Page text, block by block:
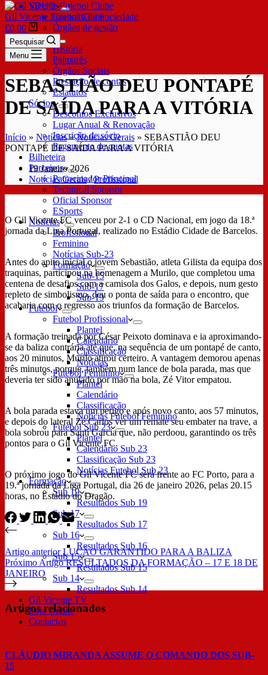
SDUQ
Contrato de Sociedade
Órgãos de gestão
Clube
História
Palmarés
Órgãos Sociais
Prestação de contas
Estatutos
Sócios
Descontos Exclusivos
Lugar Anual & Renovação
Inscrição de sócio
Pagamento de quotas
Bilheteira
Parceiros
Patrocinador Principal
Technical Sponsor
Oficial Sponsor
ESports
Notícias
Profissional
Feminino
Notícias Sub-23
Formação
Sub-15
Sub-17
Sub-19
Futebol
Futebol Profissional
Plantel
Calendário
Classificação
Notícias
Futebol Feminino
Plantel
Calendário
Classificação
Notícias Futebol Feminino
Futebol Sub 23
Plantel
Calendário Sub 23
Classificação Sub 23
Notícias Futebol Sub 23
Formação
Sub 19
Resultados Sub 19
Sub 17
Resultados Sub 17
Sub 16
Resultados Sub 16
Sub 15
Resultados Sub 15
Sub 14
Resultados Sub 14
Gil Vicente TV
Loja Online
Contactos
Gil Vicente Futebol Clube
€0,00
Pesquisar
Menu
SEBASTIÃO DEU PONTAPÉ
DE SAÍDA PARA A VITÓRIA
Início » Notícias»Notícias Gerais » SEBASTIÃO DEU
PONTAPÉ DE SAÍDA PARA A VITÓRIA
19 Janeiro 2026
Notícias Gerais/Profissional
O Gil Vicente FC venceu por 2-1 o CD Nacional, em jogo da 18.ª
jornada da Liga Portugal, realizado no Estádio Cidade de Barcelos.
Antes do apito inicial o jovem Sebastião, atleta Gilista da equipa dos
traquinas, participou na homenagem a Murilo, que completou uma
centena de desafios com a camisola dos Galos, e depois, num gesto
repleto de simbolismo, deu o ponta de saída para o encontro, que
acabaria com o regresso aos triunfos da formação de Barcelos.
A formação treinada por César Peixoto dominava e ia aproximando-
se da baliza contrária até que, na sequência de um pontapé de canto,
aos 20 minutos, Murilo atirou certeiro. A vantagem demorou apenas
três minutos, porque, também num lance de bola parada, mas que
deveria ter sido anulado por mão na bola, Zé Vitor empatou.
A bola parada estava um perigo e após novo canto, aos 57 minutos,
e depois do lateral Zé Carlos ver um remate seu embater na trave, a
bola sobrou para Santí Garcia que, não perdoou, garantindo os três
pontos para o Gil Vicente FC.
O próximo jogo do Gil Vicente FC será frente ao FC Porto, para a
19.ª jornada da Liga Portugal, dia 26 de janeiro 2026, pelas 20.15
horas, no Estádio do Dragão.
Artigo anteriorLUCÃO GARANTIDO PARA A BALIZA
Próximo Artigo RESULTADOS DA FORMAÇÃO – 17 E 18 DE
JANEIRO
Artigos relacionados
CLÁUDIO MIRANDA ASSUME O COMANDO DOS SUB-
15